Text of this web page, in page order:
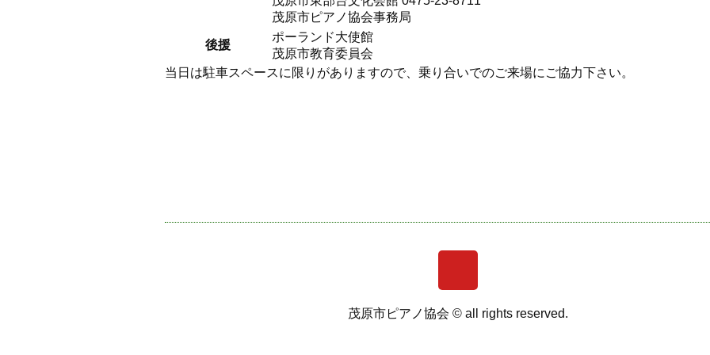
茂原市ピアノ協会事務局
後援
ポーランド大使館
茂原市教育委員会
当日は駐車スペースに限りがありますので、乗り合いでのご来場にご協力下さ
茂原市ピアノ協会 ©︎ all rights reserved.